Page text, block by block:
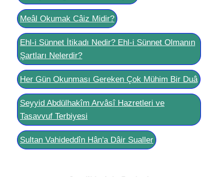
Meâl Okumak Câiz Midir?
Ehl-i Sünnet İtikadı Nedir? Ehl-i Sünnet Olmanın
Şartları Nelerdir?
Her Gün Okunması Gereken Çok Mühim Bir Duâ
Seyyid Abdülhakîm Arvâsî Hazretleri ve
Tasavvuf Terbiyesi
Sultan Vahideddîn Hân'a Dâir Sualler